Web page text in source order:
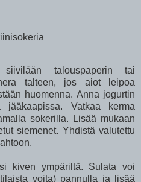
talouspaperin tai
talteen, jos aiot leipoa
huomenna. Anna jogurtin
Vatkaa kerma
sokerilla. Lisää mukaan
siemenet. Yhdistä valutettu
kiven ympäriltä. Sulata voi
voita) pannulla ja lisää